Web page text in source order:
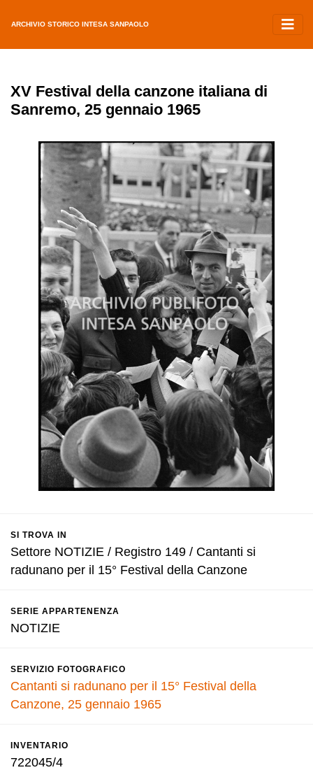
ARCHIVIO STORICO INTESA SANPAOLO
XV Festival della canzone italiana di
Sanremo, 25 gennaio 1965
SI TROVA IN
Settore NOTIZIE / Registro 149 / Cantanti si
radunano per il 15° Festival della Canzone
SERIE APPARTENENZA
NOTIZIE
SERVIZIO FOTOGRAFICO
Cantanti si radunano per il 15° Festival della
Canzone, 25 gennaio 1965
INVENTARIO
722045/4